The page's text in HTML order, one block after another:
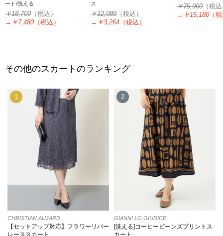
ート/洗える
￥18,700 （税込）
→ ￥7,480 （税込）
ス
￥12,089（税込）
→ ￥3,264 （税込）
￥75,900（税
→ ￥15,180（
その他のスカートのランキング
1
CHRISTIAN AUJARD
【セットアップ対応】フラワーリバー
レーススカート
2
GIANNI LO GIUDICE
[洗える]コーヒービーンズプリントス
カート